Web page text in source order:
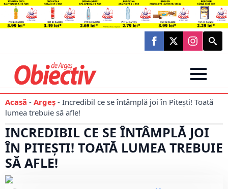
Search
for:
Acasă - Argeș - Incredibil ce se întâmplă joi în Pitești! Toată
lumea trebuie să afle!
INCREDIBIL CE SE ÎNTÂMPLĂ JOI
ÎN PITEȘTI! TOATĂ LUMEA TREBUIE
SĂ AFLE!